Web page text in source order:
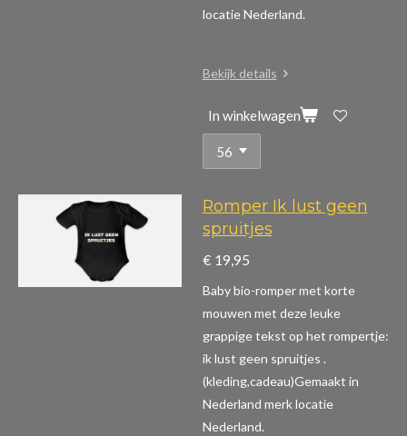
locatie Nederland.
Bekijk details
In winkelwagen
Romper Ik lust geen
spruitjes
€ 19,95
Baby bio-romper met korte
mouwen met deze leuke
grappige tekst op het rompertje:
ik lust geen spruitjes .
(kleding,cadeau)Gemaakt in
Nederland merk locatie
Nederland.